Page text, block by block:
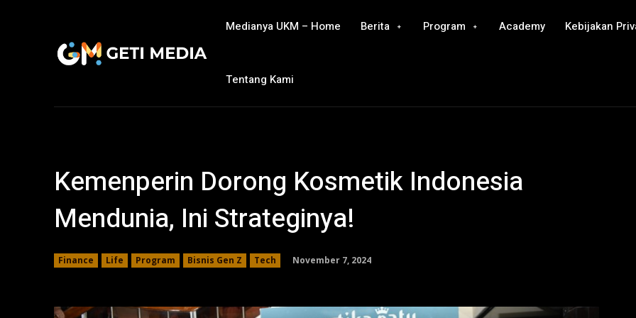
Medianya UKM – Home Berita Program Academy Kebijakan
Tentang Kami
Kemenperin Dorong Kosmetik Indonesia
Mendunia, Ini Strateginya!
Finance Life Program Bisnis Gen Z Tech November 7, 2024